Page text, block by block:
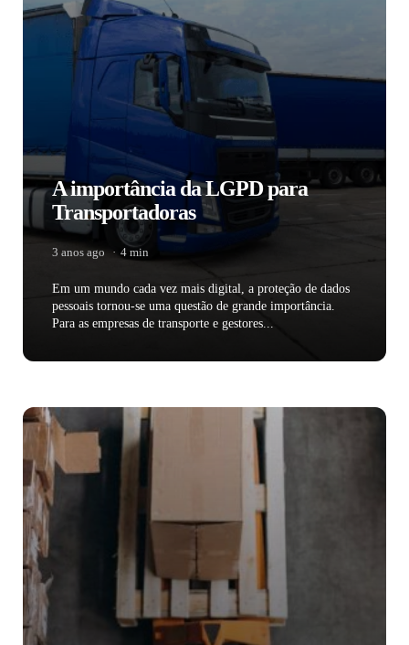
A importância da LGPD para
Transportadoras
3 anos ago 4 min
Em um mundo cada vez mais digital, a proteção de dados
pessoais tornou-se uma questão de grande importância.
Para as empresas de transporte e gestores...